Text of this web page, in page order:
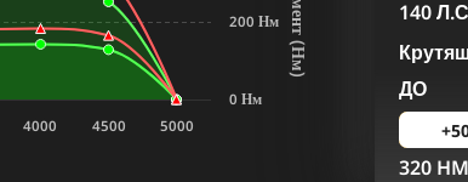
(
)
4000 4500 5000
0 Нм
200 Нм
140
ДО
320 HM